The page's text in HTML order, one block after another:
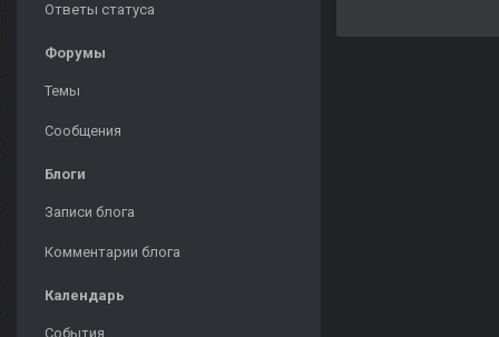
Ответы статуса
Форумы
Темы
Сообщения
Блоги
Записи блога
Комментарии блога
Календарь
События